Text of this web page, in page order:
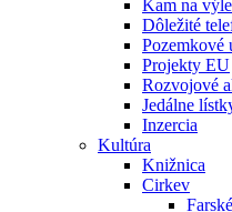
Kam na
Dôležité
Pozemkové
Projekty EU
Rozvojové
Jedálne
Inzercia
Kultúra
Knižnica
Cirkev